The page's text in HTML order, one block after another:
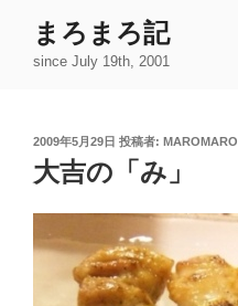
まろまろ記
since July 19th, 2001
投
日:
2009年5月29日 投稿者: MAROMARO
大吉の「み」